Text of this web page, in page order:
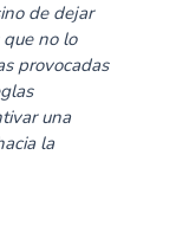
de dejar
no lo
provocadas
una
la